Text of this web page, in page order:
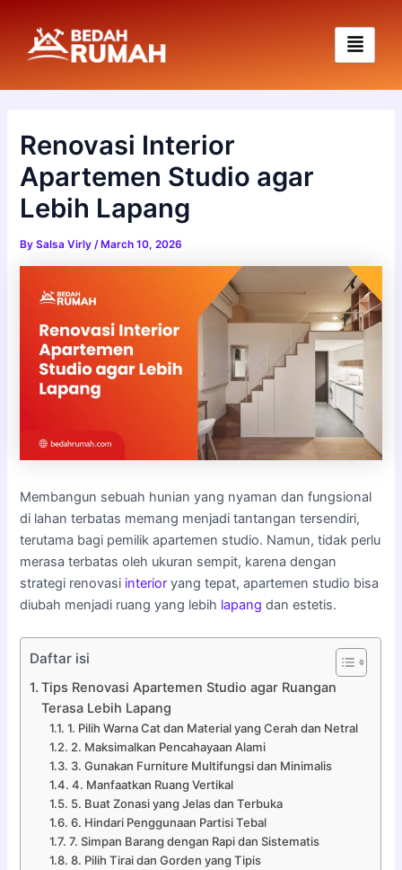
content
Renovasi Interior
Apartemen Studio agar
Lebih Lapang
BySalsa Virly /March 10, 2026
Membangun sebuah hunian yang nyaman dan fungsional
di lahan terbatas memang menjadi tantangan tersendiri,
terutama bagi pemilik apartemen studio. Namun, tidak perlu
merasa terbatas oleh ukuran sempit, karena dengan
strategi renovasi interior yang tepat, apartemen studio bisa
diubah menjadi ruang yang lebih lapang dan estetis.
Daftar isi
Tips Renovasi Apartemen Studio agar Ruangan
Terasa Lebih Lapang
1. Pilih Warna Cat dan Material yang Cerah dan Netral
2. Maksimalkan Pencahayaan Alami
3. Gunakan Furniture Multifungsi dan Minimalis
4. Manfaatkan Ruang Vertikal
5. Buat Zonasi yang Jelas dan Terbuka
6. Hindari Penggunaan Partisi Tebal
7. Simpan Barang dengan Rapi dan Sistematis
8. Pilih Tirai dan Gorden yang Tipis